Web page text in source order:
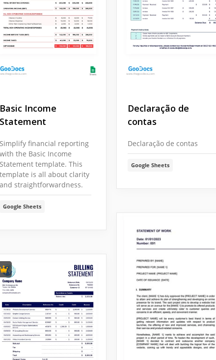
Basic Income
Statement
Simplify financial reporting
with the Basic Income
Statement template. This
template is all about clarity
and straightforwardness.
Google Sheets
Declaração de
contas
Declaração de contas
Google Sheets